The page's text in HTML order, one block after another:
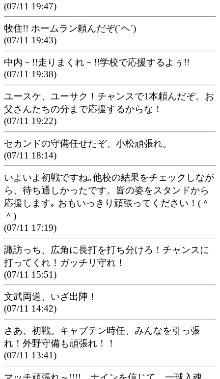
(07/11 19:47)
牧住!! ホームラン頼んだぞ(`ヘ´)
(07/11 19:43)
中内－!!走りまくれ－!!学校で応援するよぅ!!
(07/11 19:38)
ユースケ、ユーサク！チャンスで1本頼んだぞ。お
父さんたちの分まで応援するからな！
(07/11 19:22)
セカンドの守備任せたぞ、小松頑張れ。
(07/11 18:14)
いよいよ初戦ですね｡他校の結果をチェックしなが
ら、待ち通しかったです。皆の姿をスタンドから
応援します｡ おもいっきり頑張ってください！(＾
＾)
(07/11 17:19)
諏訪っち、広角に長打を打ち分けろ！チャンスに
打ってくれ！ガッチリ守れ！
(07/11 15:51)
文武両道、いざ出陣！
(07/11 14:42)
さあ、初戦。キャプテン時任、みんなを引っ張
れ！外野守備も頑張れ！！
(07/11 13:41)